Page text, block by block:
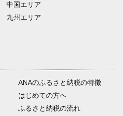
中国エリア
九州エリア
ANAのふるさと納税の特徴
はじめての方へ
ふるさと納税の流れ